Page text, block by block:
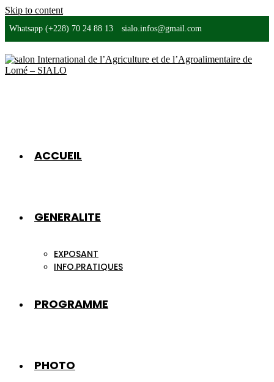
Skip to content
Whatsapp (+228) 70 24 88 13 sialo.infos@gmail.com
ACCUEIL
GENERALITE
EXPOSANT
INFO.PRATIQUES
PROGRAMME
PHOTO